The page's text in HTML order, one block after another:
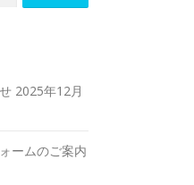
2025年12月
ームのご案内